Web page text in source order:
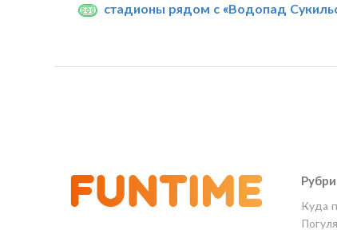
стадионы рядом с «Водопад
Куда